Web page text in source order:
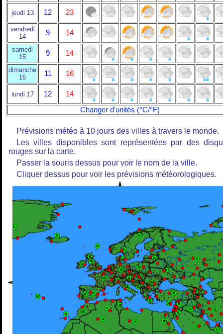
jeudi 13 12 23
vendredi
14
9 14
samedi
15
9 14
dimanche
16
11 16
lundi 17 12
14
Changer d'unités (°C/°F)
Prévisions météo à 10 jours des villes à travers le monde.
Les villes disponibles sont représentées par des
rouges sur la carte.
Passer la souris dessus pour voir le nom de la ville.
Cliquer dessus pour voir les prévisions météorologiques.